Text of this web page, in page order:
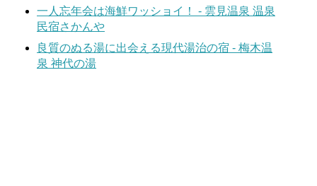
一人忘年会は海鮮ワッショイ！ - 雲見温泉 温泉
民宿さかんや
良質のぬる湯に出会える現代湯治の宿 - 梅木温
泉 神代の湯